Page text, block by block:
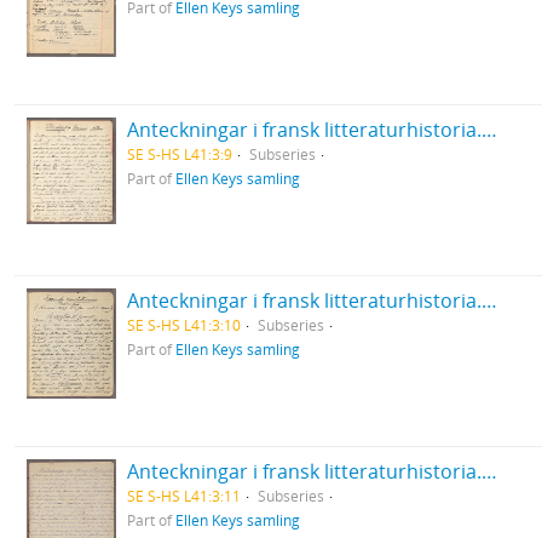
Part ofEllen Keys samling
Anteckningar i fransk litteraturhistoria. Diderot, Grimm etc.
SE S-HS L41:3:9
Subseries
Part ofEllen Keys samling
Anteckningar i fransk litteraturhistoria. Franska revolutionens salonger. 1899.
SE S-HS L41:3:10
Subseries
Part ofEllen Keys samling
Anteckningar i fransk litteraturhistoria. Anteckningar ur M:me Staels arbeten.
SE S-HS L41:3:11
Subseries
Part ofEllen Keys samling